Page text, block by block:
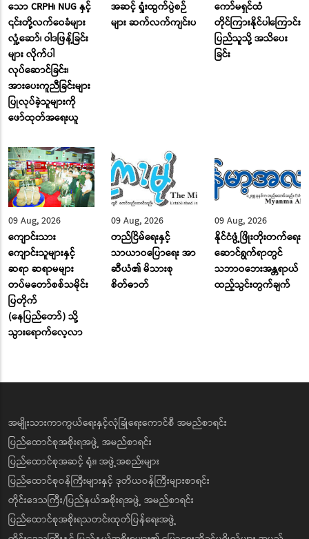
သော CRPH၊ NUG နှင့်
၎င်းတို့လက်ဝေခံများ
လှုံ့ဆော်၊ ဝါဒဖြန့်ခြင်း
များ လိုက်ပါ
လုပ်ဆောင်ခြင်း၊
အားပေးကူညီခြင်းများ
ပြုလုပ်ခဲ့သူများကို
ဖော်ထုတ်အရေးယူ
အဆင့် ရှုံးထွက်ပွဲစဉ်
များ ဆက်လက်ကျင်းပ
ကော်မရှင်ထံ
တိုင်ကြားနိုင်ပါကြောင်း
ပြည်သူသို့ အသိပေး
ခြင်း
09 Aug, 2026
ကျောင်းသား
ကျောင်းသူများနှင့်
ဆရာ ဆရာမများ
တပ်မတော်စစ်သမိုင်း
ပြတိုက်
(နေပြည်တော်) သို့
သွားရောက်လေ့လာ
09 Aug, 2026
တည်ငြိမ်ရေးနှင့်
သာယာဝပြောရေး အာ
ဆီယံ၏ မိသားစု
စိတ်ဓာတ်
09 Aug, 2026
နိုင်ငံဖွံ့ဖြိုးတိုးတက်ရေး
ဆောင်ရွက်ရာတွင်
သဘာဝဘေးအန္တရာယ်
ထည့်သွင်းတွက်ချက်
အမျိုးသားကာကွယ်ရေးနှင့်လုံခြုံရေးကောင်စီ အမည်စာရင်း
ပြည်ထောင်စုအစိုးရအဖွဲ့ အမည်စာရင်း
ပြည်ထောင်စုအဆင့် ရုံး၊ အဖွဲ့အစည်းများ
ပြည်ထောင်စုဝန်ကြီးများနှင့် ဒုတိယဝန်ကြီးများစာရင်း
တိုင်းဒေသကြီး/ပြည်နယ်အစိုးရအဖွဲ့ အမည်စာရင်း
ပြည်ထောင်စုအစိုးရသတင်းထုတ်ပြန်ရေးအဖွဲ့